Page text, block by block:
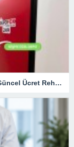
2026 İstanbul Eşya Depolama Fiyatları: Güncel Ücret Rehberi